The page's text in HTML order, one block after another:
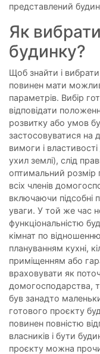
представлений
Як
будинку?
Щоб знайти і
повинен мати
параметрів. Вибір
відповідати
розвитку або умов
застосовуватися на
вимоги і
ухил землі), слід
оптимальний розмір
всіх членів
включаючи підсобні
уваги. У той же час
функціональністю
кімнат по
плануванням кухні,
приміщенням або
враховувати як
домогосподарства,
був занадто
готового проєкту
повинен повністю
власників і бути
проєкту можна